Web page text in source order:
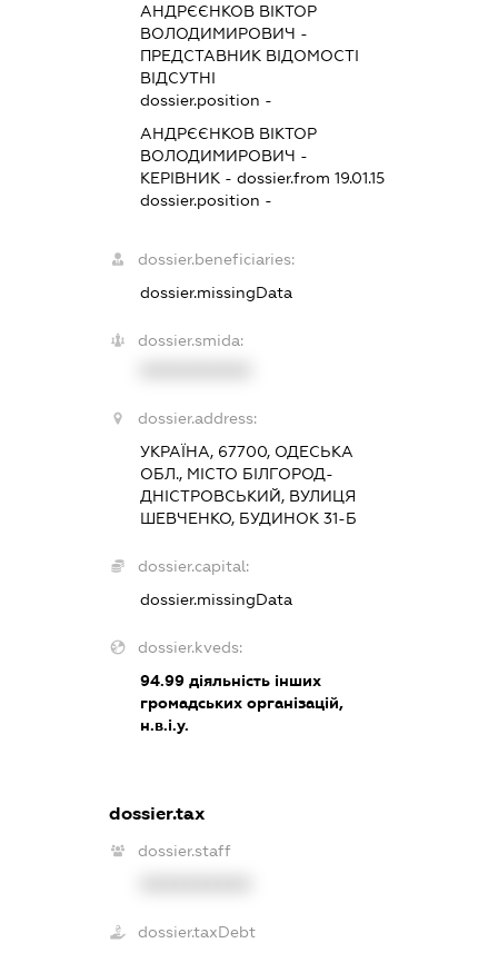
АНДРЄЄНКОВ ВІКТОР
ВОЛОДИМИРОВИЧ -
ПРЕДСТАВНИК ВІДОМОСТІ
ВІДСУТНІ
dossier.position -
АНДРЄЄНКОВ ВІКТОР
ВОЛОДИМИРОВИЧ -
КЕРІВНИК - dossier.from 19.01.15
dossier.position -
dossier.beneficiaries:
dossier.missingData
dossier.smida:
dossier.address:
УКРАЇНА, 67700, ОДЕСЬКА
ОБЛ., МІСТО БІЛГОРОД-
ДНІСТРОВСЬКИЙ, ВУЛИЦЯ
ШЕВЧЕНКО, БУДИНОК 31-Б
dossier.capital:
dossier.missingData
dossier.kveds:
94.99 діяльність інших
громадських організацій,
н.в.і.у.
dossier.tax
dossier.staff
dossier.taxDebt